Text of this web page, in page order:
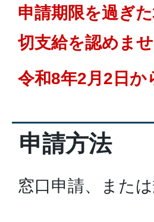
申請期限を過ぎ
切支給を認めま
令和8年2月2日か
申請方法
窓口申請、また